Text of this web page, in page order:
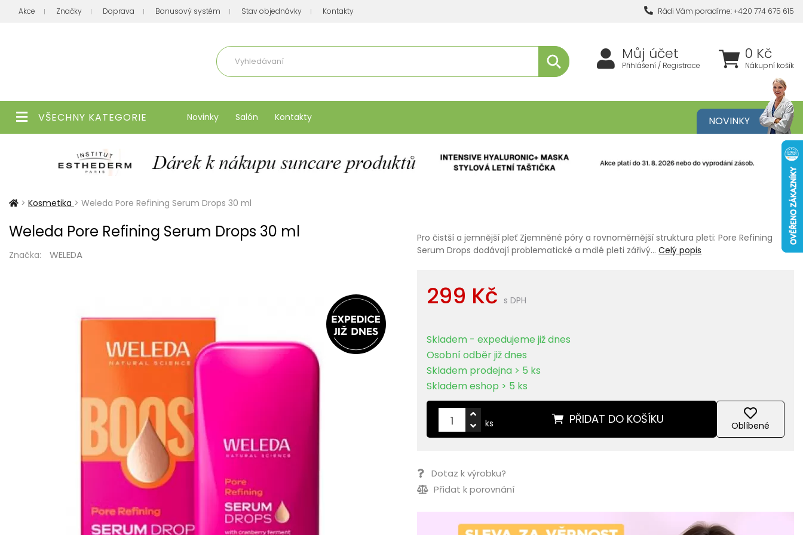
Akce Značky Doprava Bonusový systém Stav objednávky Kontakty Rádi Vám poradíme: +420 774 675 615
0 Kč
Nákupní košík
Můj účet
Přihlášení / Registrace
VŠECHNY KATEGORIE Novinky Salón Kontakty NOVINKY
> Kosmetika > Weleda Pore Refining Serum Drops 30 ml
Weleda Pore Refining Serum Drops 30 ml
Značka: WELEDA
Pro čistší a jemnější pleť Zjemněné póry a rovnoměrnější struktura pleti: Pore Refining
Serum Drops dodávají problematické a mdlé pleti zářivý…Celý popis
299 Kč s DPH
Skladem - expedujeme již dnes
Osobní odběr již dnes
Skladem prodejna > 5 ks
Skladem eshop > 5 ks
PŘIDAT DO KOŠÍKU
ks Oblíbené
Dotaz k výrobku?
Přidat k porovnání